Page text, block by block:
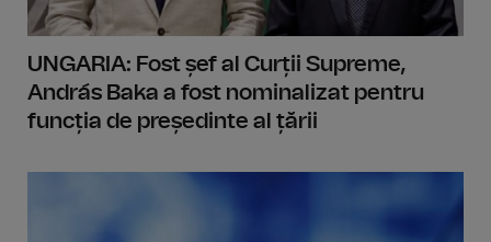
UNGARIA: Fost șef al Curții Supreme,
András Baka a fost nominalizat pentru
funcția de președinte al țării